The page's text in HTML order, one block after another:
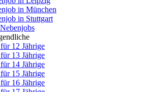
in München
in Stuttgart
12 Jährige
13 Jährige
14 Jährige
15 Jährige
16 Jährige